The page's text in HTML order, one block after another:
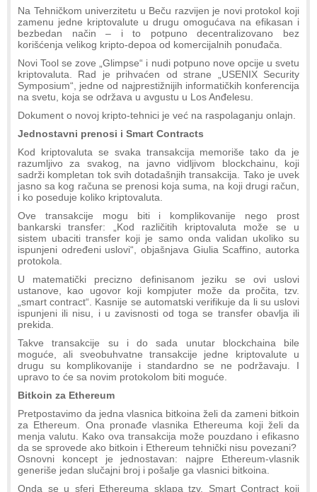
Na Tehničkom univerzitetu u Beču razvijen je novi protokol koji
zamenu jedne kriptovalute u drugu omogućava na efikasan i
bezbedan način – i to potpuno decentralizovano bez
korišćenja velikog kripto-depoa od komercijalnih ponuđača.
Novi Tool se zove „Glimpse“ i nudi potpuno nove opcije u svetu
kriptovaluta. Rad je prihvaćen od strane „USENIX Security
Symposium“, jedne od najprestižnijih informatičkih konferencija
na svetu, koja se održava u avgustu u Los Anđelesu.
Dokument o novoj kripto-tehnici je već na raspolaganju onlajn.
Jednostavni prenosi i Smart Contracts
Kod kriptovaluta se svaka transakcija memoriše tako da je
razumljivo za svakog, na javno vidljivom blockchainu, koji
sadrži kompletan tok svih dotadašnjih transakcija. Tako je uvek
jasno sa kog računa se prenosi koja suma, na koji drugi račun,
i ko poseduje koliko kriptovaluta.
Ove transakcije mogu biti i komplikovanije nego prost
bankarski transfer: „Kod različitih kriptovaluta može se u
sistem ubaciti transfer koji je samo onda validan ukoliko su
ispunjeni određeni uslovi“, objašnjava Giulia Scaffino, autorka
protokola.
U matematički precizno definisanom jeziku se ovi uslovi
ustanove, kao ugovor koji kompjuter može da pročita, tzv.
„smart contract“. Kasnije se automatski verifikuje da li su uslovi
ispunjeni ili nisu, i u zavisnosti od toga se transfer obavlja ili
prekida.
Takve transakcije su i do sada unutar blockchaina bile
moguće, ali sveobuhvatne transakcije jedne kriptovalute u
drugu su komplikovanije i standardno se ne podržavaju. I
upravo to će sa novim protokolom biti moguće.
Bitkoin za Ethereum
Pretpostavimo da jedna vlasnica bitkoina želi da zameni bitkoin
za Ethereum. Ona pronađe vlasnika Ethereuma koji želi da
menja valutu. Kako ova transakcija može pouzdano i efikasno
da se sprovede ako bitkoin i Ethereum tehnički nisu povezani?
Osnovni koncept je jednostavan: najpre Ethereum-vlasnik
generiše jedan slučajni broj i pošalje ga vlasnici bitkoina.
Onda se u sferi Ethereuma sklapa tzv. Smart Contract koji